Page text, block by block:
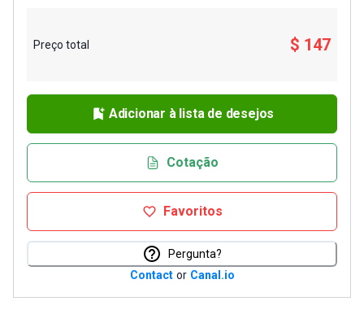
Preço total $ 147
Adicionar à lista de desejos
Cotação
Favoritos
Pergunta?
Contact or Canal.io